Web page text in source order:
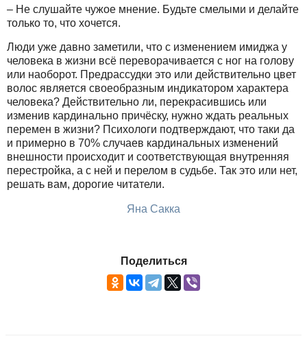
– Не слушайте чужое мнение. Будьте смелыми и делайте
только то, что хочется.
Люди уже давно заметили, что с изменением имиджа у
человека в жизни всё переворачивается с ног на голову
или наоборот. Предрассудки это или действительно цвет
волос является своеобразным индикатором характера
человека? Действительно ли, перекрасившись или
изменив кардинально причёску, нужно ждать реальных
перемен в жизни? Психологи подтверждают, что таки да
и примерно в 70% случаев кардинальных изменений
внешности происходит и соответствующая внутренняя
перестройка, а с ней и перелом в судьбе. Так это или нет,
решать вам, дорогие читатели.
Яна Сакка
Поделиться